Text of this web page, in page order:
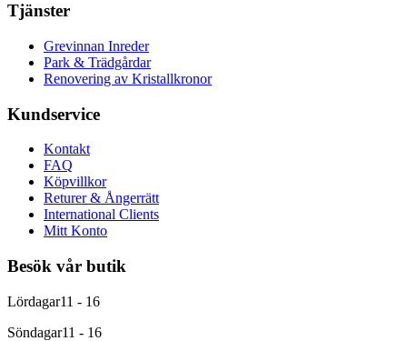
Tjänster
Grevinnan Inreder
Park & Trädgårdar
Renovering av Kristallkronor
Kundservice
Kontakt
FAQ
Köpvillkor
Returer & Ångerrätt
International Clients
Mitt Konto
Besök vår butik
Lördagar11 - 16
Söndagar11 - 16